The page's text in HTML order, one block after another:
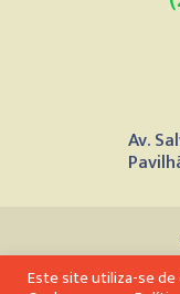
Av.
Este site utiliza-se de